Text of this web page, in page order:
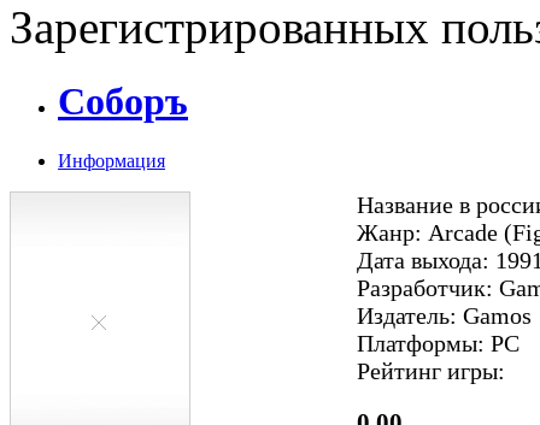
Зарегистрированных
Соборъ
Информация
Название в
Жанр: Arcade
Дата выхода:
Разработчик:
Издатель: Gamos
Платформы: PC
Рейтинг игры: